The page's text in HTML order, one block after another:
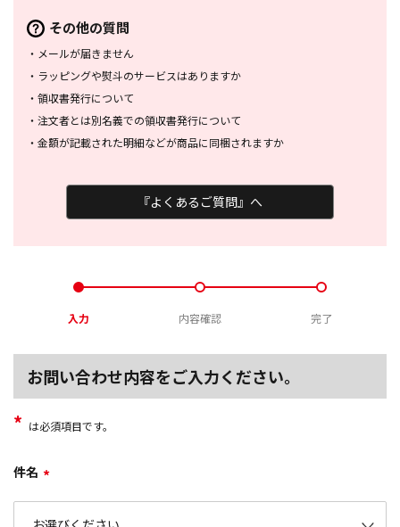
その他の質問
・ メールが届きません
・ ラッピングや熨斗のサービスはありますか
・ 領収書発行について
・ 注文者とは別名義での領収書発行について
・ 金額が記載された明細などが商品に同梱されますか
『よくあるご質問』へ
入力 内容確認 完了
お問い合わせ内容をご入力ください。
* は必須項目です。
件名 *